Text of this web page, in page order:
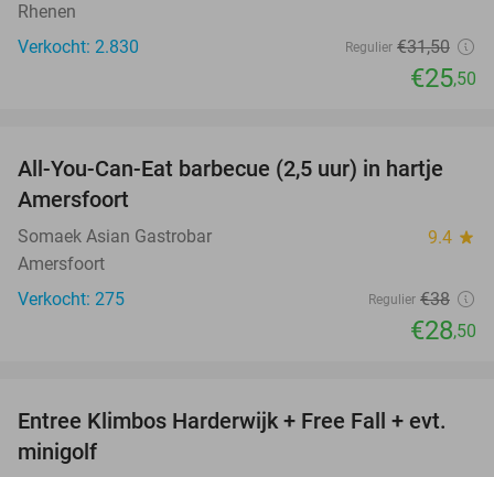
Rhenen
Verkocht: 2.830
Regulier €31,50
€25,50
25%
All-You-Can-Eat barbecue (2,5 uur) in hartje
Amersfoort
Somaek Asian Gastrobar 9.4 star
Amersfoort
Verkocht: 275
Regulier €38
€28,50
30%
Entree Klimbos Harderwijk + Free Fall + evt.
minigolf